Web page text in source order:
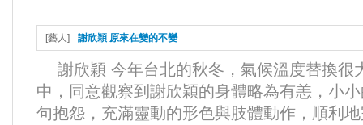
[藝人] 謝欣穎 原來在變的不變
謝欣穎 今年台北的秋冬，氣候溫度替換很
中，同意觀察到謝欣穎的身體略為有恙，小
句抱怨，充滿靈動的形色與肢體動作，順利